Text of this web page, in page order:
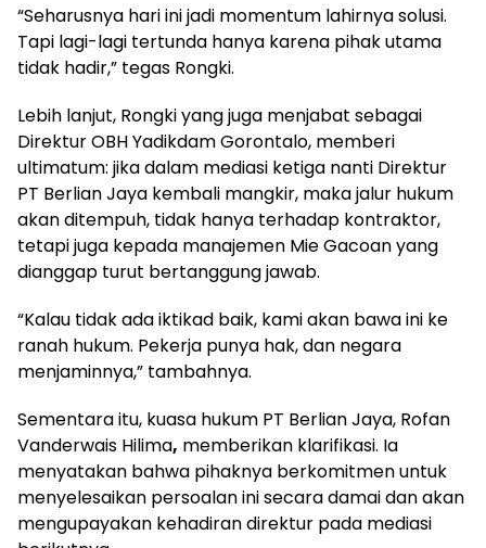
“Seharusnya hari ini jadi momentum lahirnya solusi.
Tapi lagi-lagi tertunda hanya karena pihak utama
tidak hadir,” tegas Rongki.
Lebih lanjut, Rongki yang juga menjabat sebagai
Direktur OBH Yadikdam Gorontalo, memberi
ultimatum: jika dalam mediasi ketiga nanti Direktur
PT Berlian Jaya kembali mangkir, maka jalur hukum
akan ditempuh, tidak hanya terhadap kontraktor,
tetapi juga kepada manajemen Mie Gacoan yang
dianggap turut bertanggung jawab.
“Kalau tidak ada iktikad baik, kami akan bawa ini ke
ranah hukum. Pekerja punya hak, dan negara
menjaminnya,” tambahnya.
Sementara itu, kuasa hukum PT Berlian Jaya, Rofan
Vanderwais Hilima, memberikan klarifikasi. Ia
menyatakan bahwa pihaknya berkomitmen untuk
menyelesaikan persoalan ini secara damai dan akan
mengupayakan kehadiran direktur pada mediasi